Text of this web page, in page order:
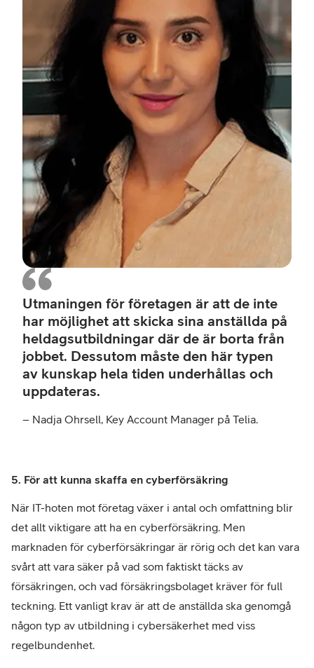
Utmaningen för företagen är att de inte
har möjlighet att skicka sina anställda på
heldagsutbildningar där de är borta från
jobbet. Dessutom måste den här typen
av kunskap hela tiden underhållas och
uppdateras.
– Nadja Ohrsell, Key Account Manager på Telia.
5. För att kunna skaffa en cyberförsäkring
När IT-hoten mot företag växer i antal och omfattning blir
det allt viktigare att ha en cyberförsäkring. Men
marknaden för cyberförsäkringar är rörig och det kan vara
svårt att vara säker på vad som faktiskt täcks av
försäkringen, och vad försäkringsbolaget kräver för full
teckning. Ett vanligt krav är att de anställda ska genomgå
någon typ av utbildning i cybersäkerhet med viss
regelbundenhet.